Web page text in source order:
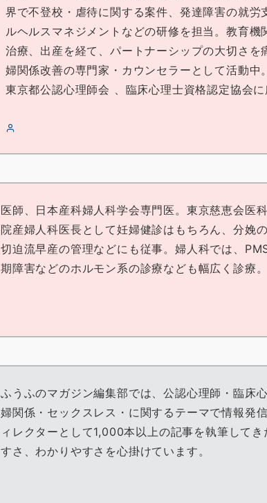
界で不登校・虐待に関する案件、発達障害の就労
ルヘルスマネジメントなどの研修を担当。教育機
治療、出産を経て、パートナーシップの大切さを
婦関係改善の専門家・カウンセラーとして活動中
東京都公認心理師会 、臨床心理士資格認定協会に
医師、日本産科婦人科学会専門医。東京慈恵会医
院産婦人科医長として妊婦健診はもちろん、分娩
切迫流早産の管理などにも従事。婦人科では、
期障害などのホルモン系の診療なども幅広く診療。
ふうふのマガジン編集部では、公認心理師・臨床
婦関係・セックスレス・に関するテーマで情報発
ィレクターとして1,000本以上の記事を執筆して
すさ、わかりやすさを心掛けています。